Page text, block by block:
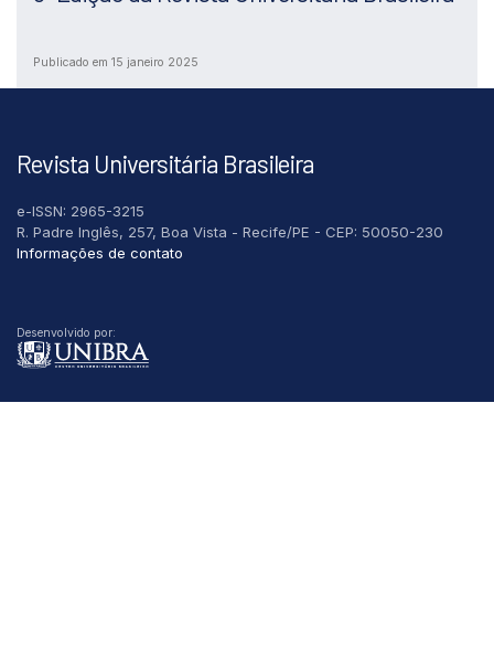
Publicado em 15 janeiro 2025
Revista Universitária Brasileira
e-ISSN: 2965-3215
R. Padre Inglês, 257, Boa Vista - Recife/PE - CEP: 50050-230
Informações de contato
Desenvolvido por: